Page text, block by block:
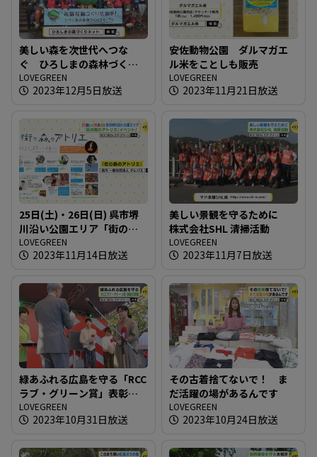
美しい森を次世代へつな
ぐ ひろしまの森林づくり
フォーラム
LOVEGREEN
2023年12月5日放送
安佐動物公園 ダルマガエ
ル米をことしも販売
LOVEGREEN
2023年11月21日放送
25日(土)・26日(日) 呉市堺
川沿い公園エリア「街の森
のアトリエ」イベント！
LOVEGREEN
2023年11月14日放送
美しい景観を守るために
株式会社SHL 清掃活動
LOVEGREEN
2023年11月7日放送
緑あふれる広島を守る「RCC
ラブ・グリーン賞」表彰式
開催
LOVEGREEN
2023年10月31日放送
その古着捨てないで！ ま
だ活躍の場があるんです
LOVEGREEN
2023年10月24日放送